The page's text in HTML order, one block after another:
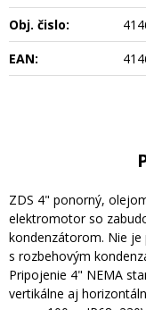
Obj. čislo:
EAN:
ZDS 4" ponorný,
elektromotor so
kondenzátorom. Nie je
s rozbehovým
Pripojenie 4" NEMA
vertikálne aj